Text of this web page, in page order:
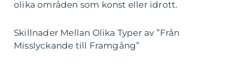
olika områden som konst eller idrott.
Skillnader Mellan Olika Typer av ”Från
Misslyckande till Framgång”